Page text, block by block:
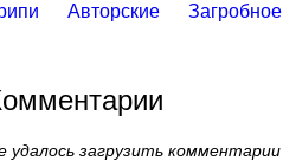
Авторские Загробное
удалось загрузить комментарии